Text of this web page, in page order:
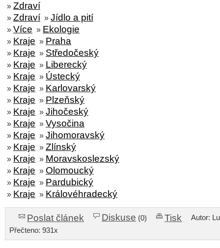
» Zdraví
» Zdraví » Jídlo a pití
» Více » Ekologie
» Kraje » Praha
» Kraje » Středočeský
» Kraje » Liberecký
» Kraje » Ústecký
» Kraje » Karlovarský
» Kraje » Plzeňský
» Kraje » Jihočeský
» Kraje » Vysočina
» Kraje » Jihomoravský
» Kraje » Zlínský
» Kraje » Moravskoslezský
» Kraje » Olomoucký
» Kraje » Pardubický
» Kraje » Královéhradecký
Poslat článek Diskuse (0) Tisk
Autor:
Přečteno: 931x